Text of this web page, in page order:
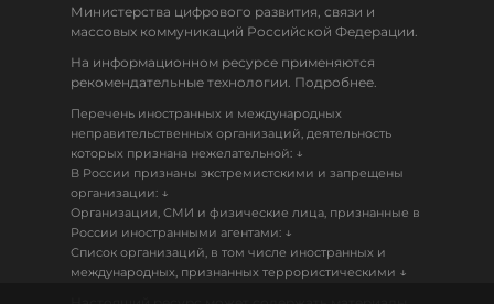
Министерства цифрового развития, связи и
массовых коммуникаций Российской Федерации.
На информационном ресурсе применяются
рекомендательные технологии. Подробнее.
Перечень иностранных и международных
неправительственных организаций, деятельность
которых признана нежелательной: ↓
В России признаны экстремистскими и запрещены
организации: ↓
Организации, СМИ и физические лица, признанные в
России иностранными агентами: ↓
Список организаций, в том числе иностранных и
международных, признанных террористическими ↓